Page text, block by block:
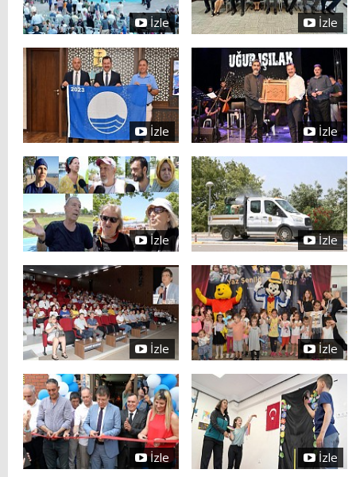
İzle İzle
İzle İzle
İzle İzle
İzle İzle
İzle İzle